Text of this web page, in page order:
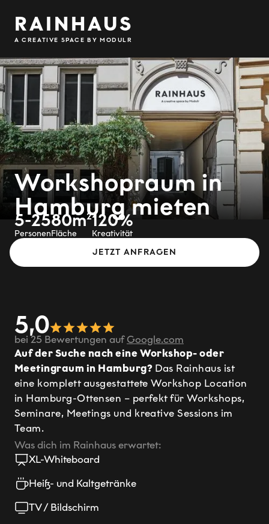
RAINHAUS
A CREATIVE SPACE BY MODULR
Workshopraum in
Hamburg mieten
5-25
Personen
80m²
Fläche
120%
Kreativität
Slide 5 of 6.
JETZT ANFRAGEN
5,0
bei 25 Bewertungen aufGoogle.com
Auf der Suche nach eine Workshop- oder
Meetingraum in Hamburg? Das Rainhaus ist
eine komplett ausgestattete Workshop Location
in Hamburg-Ottensen – perfekt für Workshops,
Seminare, Meetings und kreative Sessions im
Team.
Was dich im Rainhaus erwartet:
XL-Whiteboard
Heiß- und Kaltgetränke
TV / Bildschirm